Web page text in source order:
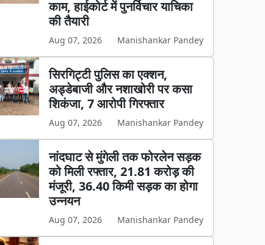
काम, हाईकोर्ट में पुनर्विचार याचिका
की तैयारी
Aug 07, 2026 Manishankar Pandey
सिरगिट्टी पुलिस का एक्शन,
अड्डेबाजी और नशाखोरी पर कसा
शिकंजा, 7 आरोपी गिरफ्तार
Aug 07, 2026 Manishankar Pandey
नांदघाट से मुंगेली तक फोरलेन सड़क
को मिली रफ्तार, 21.81 करोड़ की
मंजूरी, 36.40 किमी सड़क का होगा
उन्नयन
Aug 07, 2026 Manishankar Pandey